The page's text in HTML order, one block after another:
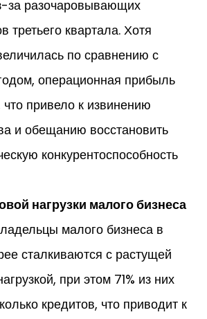
за разочаровывающих
третьего квартала. Хотя
по сравнению с
операционная прибыль
что привело к извинению
и обещанию восстановить
конкурентоспособность
нагрузки малого бизнеса
малого бизнеса в
сталкиваются с растущей
при этом 71% из них
кредитов, что приводит к